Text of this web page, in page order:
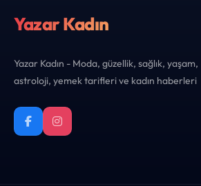
Yazar Kadın
Yazar Kadın - Moda, güzellik, sağlık, yaşam,
astroloji, yemek tarifleri ve kadın haberleri